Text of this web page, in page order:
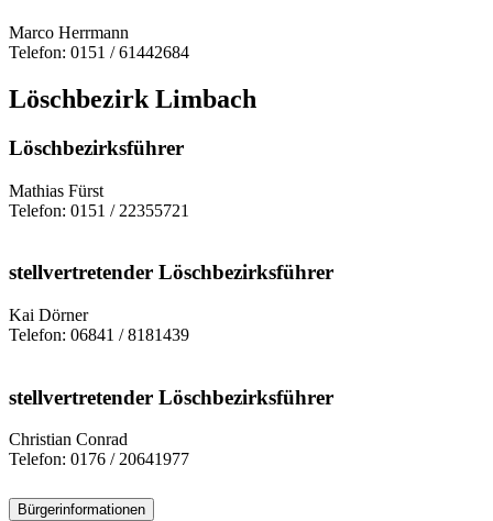
Marco Herrmann
Telefon: 0151 / 61442684
Löschbezirk Limbach
Löschbezirksführer
Mathias Fürst
Telefon: 0151 / 22355721
stellvertretender Löschbezirksführer
Kai Dörner
Telefon: 06841 / 8181439
stellvertretender Löschbezirksführer
Christian Conrad
Telefon: 0176 / 20641977
Bürgerinformationen